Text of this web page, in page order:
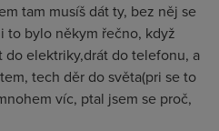
tam musíš dát ty, bez něj se
to bylo někym řečno, když
do elektriky,drát do telefonu, a
tech děr do světa(pri se to
víc, ptal jsem se proč,